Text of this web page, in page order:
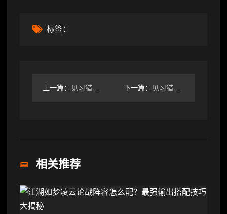
标签：
上一篇： 见习猎魔团符修特性武器武器 下一篇： 见习猎魔团神圣卡组-神の造物
相关推荐